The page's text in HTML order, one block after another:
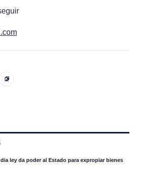
ley da poder al Estado para expropiar bienes
unen esfuerzos para realizar
acusa hombre de asaltar a su padre